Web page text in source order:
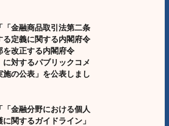
「金融商品取引法第二条
る定義に関する内閣府令
を改正する内閣府令
に対するパブリックコメ
施の公表」を公表しまし
「金融分野における個人
関するガイドライン」